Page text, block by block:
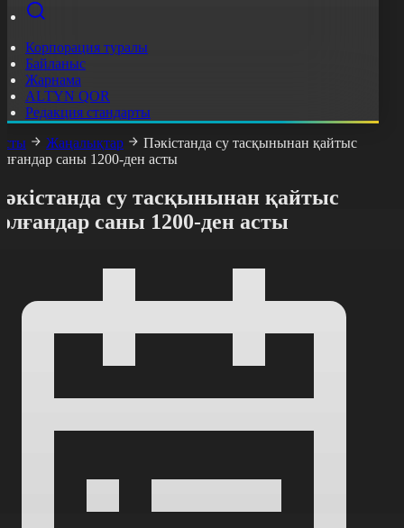
Корпорация туралы
Байланыс
Жарнама
ALTYN QOR
Редакция стандарты
Жаңалықтар
Пәкістанда су тасқынынан қайтыс
саны 1200-ден асты
су тасқынынан қайтыс
саны 1200-ден асты